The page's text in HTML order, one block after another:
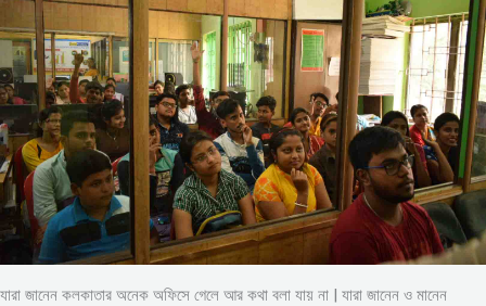
যারা জানেন কলকাতার অনেক অফিসে গেলে আর কথা বলা যায় না | যারা জানেন ও মানেন